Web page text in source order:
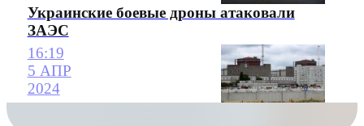
Украинские боевые дроны атаковали
ЗАЭС
16:19
5 АПР
2024